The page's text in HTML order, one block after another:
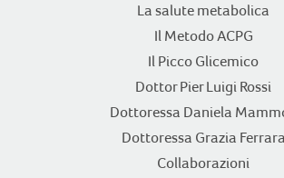
La salute metabolica
Il Metodo ACPG
Il Picco Glicemico
Dottor Pier Luigi Rossi
Dottoressa Daniela
Dottoressa Grazia Ferrara
Collaborazioni